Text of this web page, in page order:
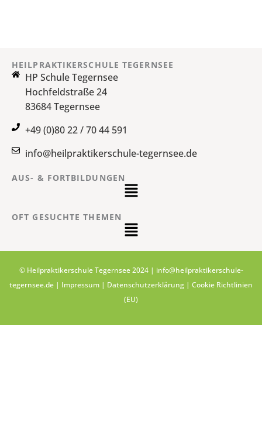
HEILPRAKTIKERSCHULE TEGERNSEE
HP Schule Tegernsee
Hochfeldstraße 24
83684 Tegernsee
+49 (0)80 22 / 70 44 591
info@heilpraktikerschule-tegernsee.de
AUS- & FORTBILDUNGEN
Main
OFT GESUCHTE THEMEN
Main
© Heilpraktikerschule Tegernsee 2024 | info@heilpraktikerschule-
tegernsee.de | Impressum | Datenschutzerklärung | Cookie Richtlinien
(EU)